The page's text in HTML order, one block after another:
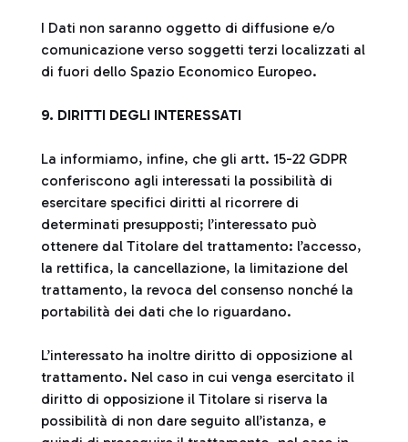
I Dati non saranno oggetto di diffusione e/o
comunicazione verso soggetti terzi localizzati al
di fuori dello Spazio Economico Europeo.
9. DIRITTI DEGLI INTERESSATI
La informiamo, infine, che gli artt. 15-22 GDPR
conferiscono agli interessati la possibilità di
esercitare specifici diritti al ricorrere di
determinati presupposti; l’interessato può
ottenere dal Titolare del trattamento: l’accesso,
la rettifica, la cancellazione, la limitazione del
trattamento, la revoca del consenso nonché la
portabilità dei dati che lo riguardano.
L’interessato ha inoltre diritto di opposizione al
trattamento. Nel caso in cui venga esercitato il
diritto di opposizione il Titolare si riserva la
possibilità di non dare seguito all’istanza, e